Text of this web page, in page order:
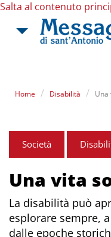
Salta al contenuto
Home Disabilità Una
Società
Una vita
La disabilità può
esplorare sempre,
dalle epoche